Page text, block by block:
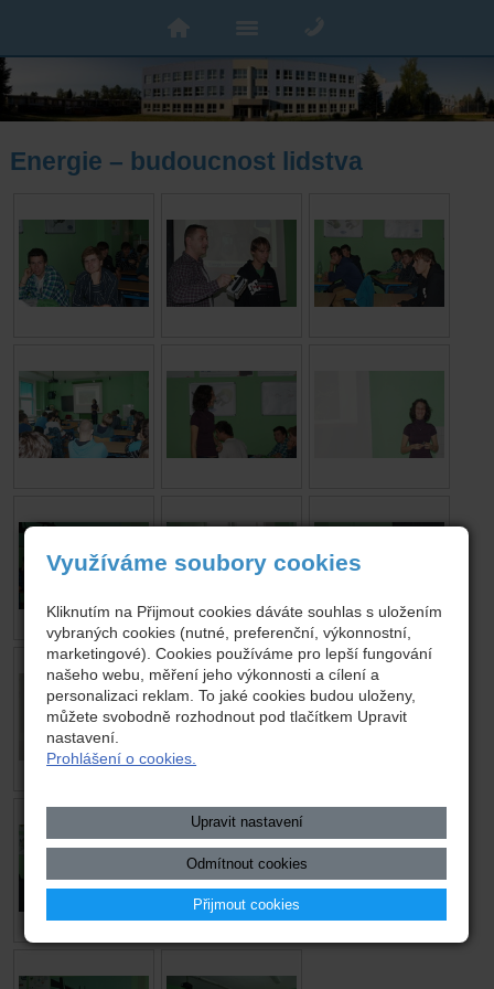
Energie – budoucnost lidstva
Využíváme soubory cookies
Kliknutím na Přijmout cookies dáváte souhlas s uložením
vybraných cookies (nutné, preferenční, výkonnostní,
marketingové). Cookies používáme pro lepší fungování
našeho webu, měření jeho výkonnosti a cílení a
personalizaci reklam. To jaké cookies budou uloženy,
můžete svobodně rozhodnout pod tlačítkem Upravit
nastavení.
Prohlášení o cookies.
Upravit nastavení
Odmítnout cookies
Přijmout cookies